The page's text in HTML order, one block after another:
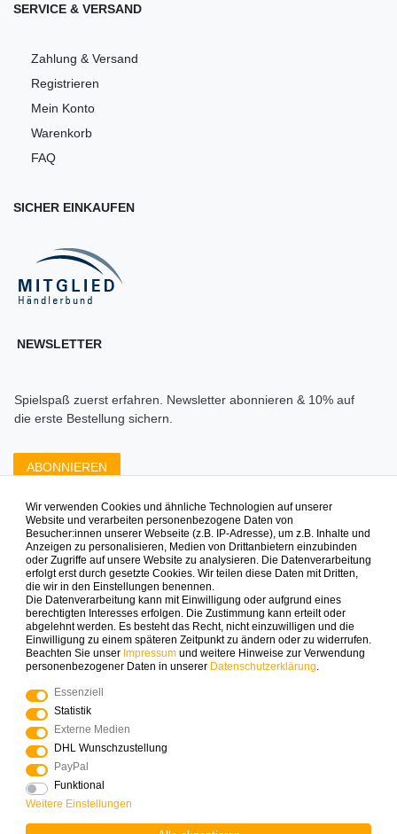
SERVICE & VERSAND
Zahlung & Versand
Registrieren
Mein Konto
Warenkorb
FAQ
SICHER EINKAUFEN
NEWSLETTER
Spielspaß zuerst erfahren. Newsletter abonnieren & 10% auf
die erste Bestellung sichern.
ABONNIEREN
Zahlungsarten die wir anbieten
Mehr Spielinspiration gefällig?
© Copyright 2025 Logoplay-Holzspiele Alle Rechte
vorbehalten
Widerrufs­recht
Wir verwenden Cookies und ähnliche Technologien auf unserer
Website und verarbeiten personenbezogene Daten von
Besucher:innen unserer Webseite (z.B. IP-Adresse), um z.B. Inhalte und
Anzeigen zu personalisieren, Medien von Drittanbietern einzubinden
oder Zugriffe auf unsere Website zu analysieren. Die Datenverarbeitung
erfolgt erst durch gesetzte Cookies. Wir teilen diese Daten mit Dritten,
die wir in den Einstellungen benennen.
Die Datenverarbeitung kann mit Einwilligung oder aufgrund eines
berechtigten Interesses erfolgen. Die Zustimmung kann erteilt oder
abgelehnt werden. Es besteht das Recht, nicht einzuwilligen und die
Einwilligung zu einem späteren Zeitpunkt zu ändern oder zu widerrufen.
Beachten Sie unser Impressum und weitere Hinweise zur Verwendung
personenbezogener Daten in unserer Daten­schutz­erklärung.
Essenziell
Statistik
Externe Medien
DHL Wunschzustellung
PayPal
Funktional
Weitere Einstellungen